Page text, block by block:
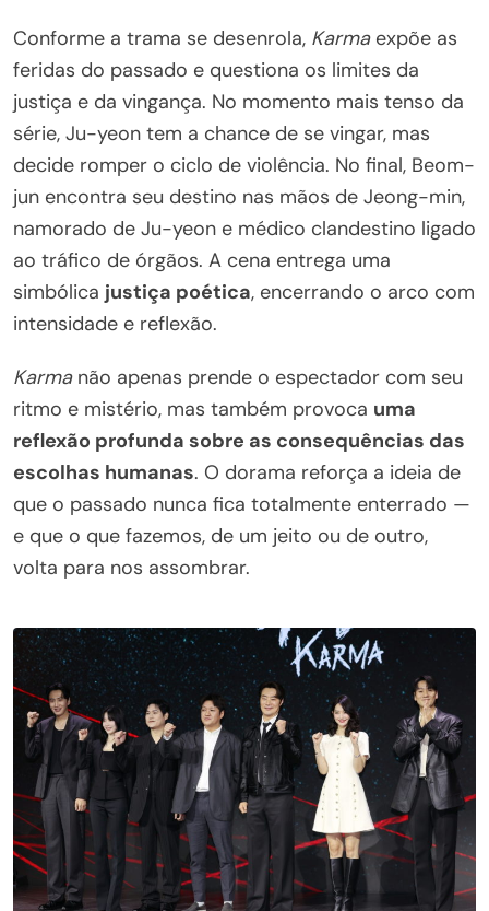
Conforme a trama se desenrola, Karmaexpõe as
feridas do passado e questiona os limites da
justiça e da vingança. No momento mais tenso da
série, Ju-yeon tem a chance de se vingar, mas
decide romper o ciclo de violência. No final, Beom-
jun encontra seu destino nas mãos de Jeong-min,
namorado de Ju-yeon e médico clandestino ligado
ao tráfico de órgãos. A cena entrega uma
simbólica justiça poética, encerrando o arco com
intensidade e reflexão.
Karmanão apenas prende o espectador com seu
ritmo e mistério, mas também provoca uma
reflexão profunda sobre as consequências das
escolhas humanas. O dorama reforça a ideia de
que o passado nunca fica totalmente enterrado —
e que o que fazemos, de um jeito ou de outro,
volta para nos assombrar.